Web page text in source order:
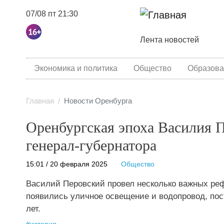
07/08 пт 21:30
Основная
Лента новостей
category menu
Экономика и политика Общество
Главная Новости Оренбурга
Оренбургская эпоха Василия
генерал-губернатора
15:01 / 20 февраля 2025 Общество
Василий Перовский провел несколько важных
появились уличное освещение и водопровод,
лет.